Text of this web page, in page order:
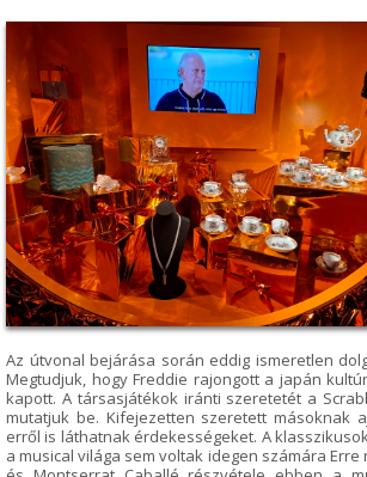
Az útvonal bejárása során eddig ismeretlen
Megtudjuk, hogy Freddie rajongott a japán
kapott. A társasjátékok iránti szeretetét a
mutatjuk be. Kifejezetten szeretett másoknak
erről is láthatnak érdekességeket. A
a musical világa sem voltak idegen számára Erre